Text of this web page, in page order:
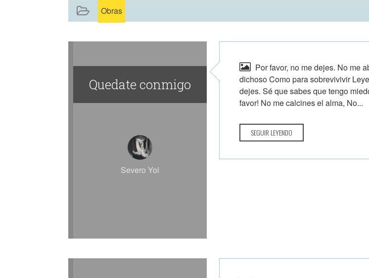
Obras
Quedate conmigo
Severo Yol
Por favor, no me dejes. No me
dichoso Como para sobrevivivir
dejes. Sé que sabes que tengo
favor! No me calcines el alma, No...
SEGUIR LEYENDO